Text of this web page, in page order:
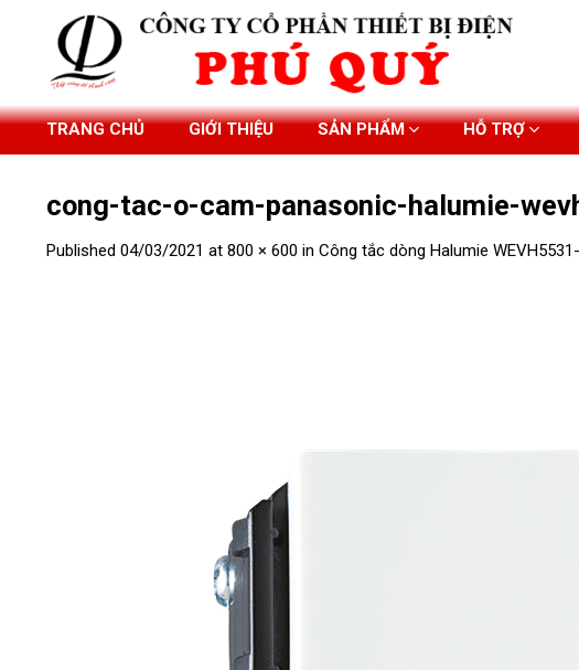
TRANG CHỦ GIỚI THIỆU SẢN PHẨM HỖ TRỢ
cong-tac-o-cam-panasonic-halumie-
Published 04/03/2021 at 800 × 600 in Công tắc dòng Halumie